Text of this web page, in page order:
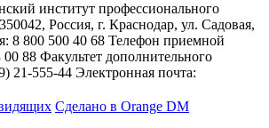
институт профессионального
350042, Россия, г. Краснодар, ул. Садовая,
8 800 500 40 68 Телефон приемной
00 88 Факультет дополнительного
21-555-44 Электронная почта:
Сделано в Orange DM